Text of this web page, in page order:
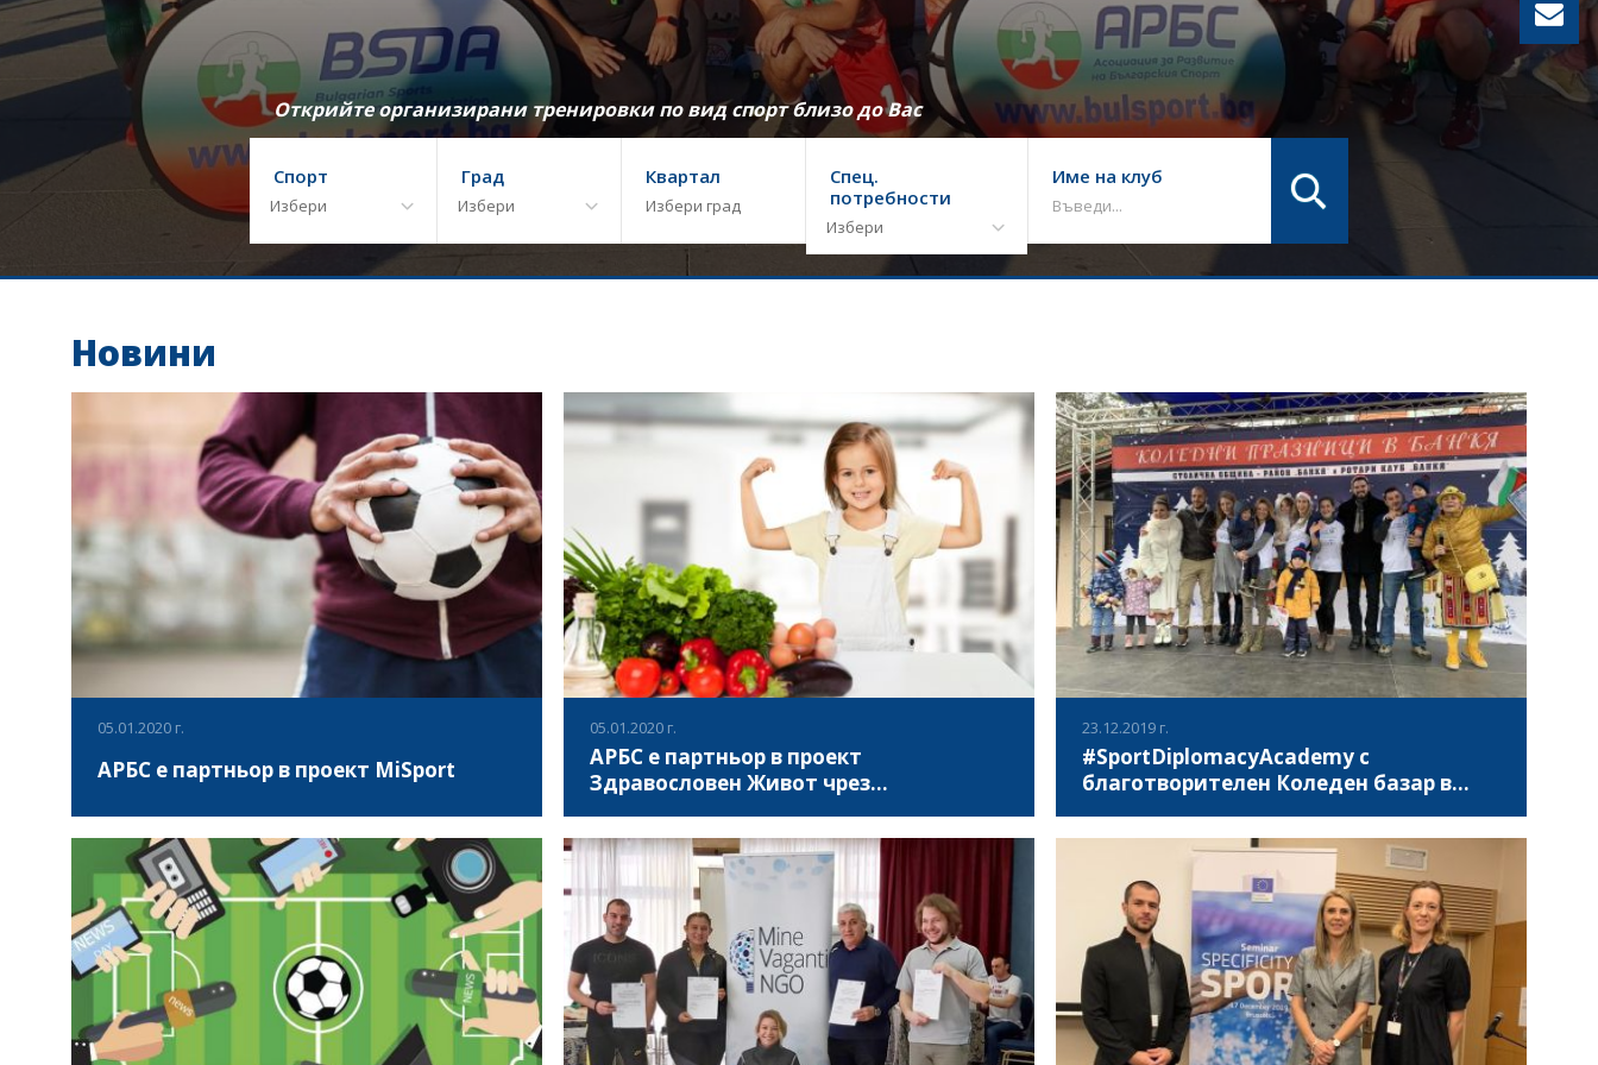
Открийте организирани тренировки по вид спорт близо до Вас
Спорт Град Квартал
Спец.
потребности
Име на клуб
Новини
05.01.2020 г.
АРБС е партньор в проект MiSport
спорт” представлява инициатива, реализирана на
практика от общи нужди на всички участващи страни -
Франция, България, Италия, Гърция и Румъния. Има
няколко източника и причини за мигрантския феномен,
на който чрез целите и дейностите на този проект се
стремим да предложим решения.
ВИЖ ПОВЕЧЕ
05.01.2020 г.
АРБС е партньор в проект
Здравословен Живот чрез
време на проект Здравословен Живот чрез
Здравословни Хранителни Навици ЗЖЗХН, са следните:
1) Анализ на успешни практики на младежкото
обучение в спортното участие, физическата активност
и здравословното хранене, подобряващо здравето.
Изследването ще обхване секторите на спорта,
неправителствените организации, фитнес и
диетолозите (съоръжения, експерти и практици). 2)
Създаване на Наръчник за добри практики. 3)
ВИЖ ПОВЕЧЕ
23.12.2019 г.
#SportDiplomacyAcademy с
благотворителен Коледен базар в
Коледни празници в Банкя, организирани от Столична
община район „Банкя“, участниците в проект Спортна
дипломатическа академия организираха
благотворителен базар, на който бяха събрани
средства за нуждите на Дом за пълнолетни лица с
умствена изостаналост, гр. Баня, Карлово.
ВИЖ ПОВЕЧЕ